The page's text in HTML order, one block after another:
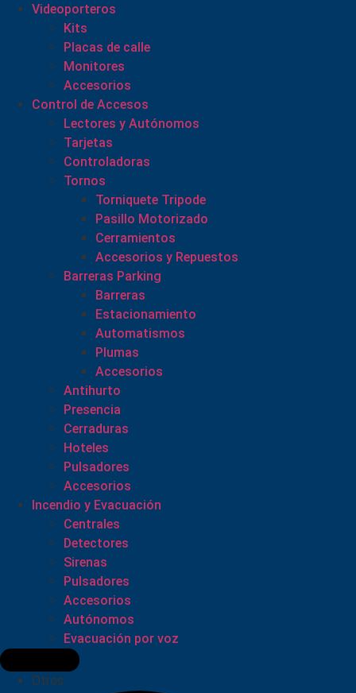
Videoporteros
Kits
Placas de calle
Monitores
Accesorios
Control de Accesos
Lectores y Autónomos
Tarjetas
Controladoras
Tornos
Torniquete Tripode
Pasillo Motorizado
Cerramientos
Accesorios y Repuestos
Barreras Parking
Barreras
Estacionamiento
Automatismos
Plumas
Accesorios
Antihurto
Presencia
Cerraduras
Hoteles
Pulsadores
Accesorios
Incendio y Evacuación
Centrales
Detectores
Sirenas
Pulsadores
Accesorios
Autónomos
Evacuación por voz
Otros